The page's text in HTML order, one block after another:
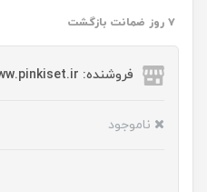
۷ روز ضمانت بازگشت
فروشنده: www.pinkiset.ir
ناموجود